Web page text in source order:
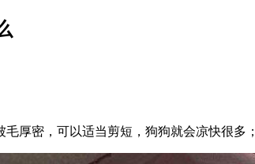
厚密，可以适当剪短，狗狗就会凉快很多；